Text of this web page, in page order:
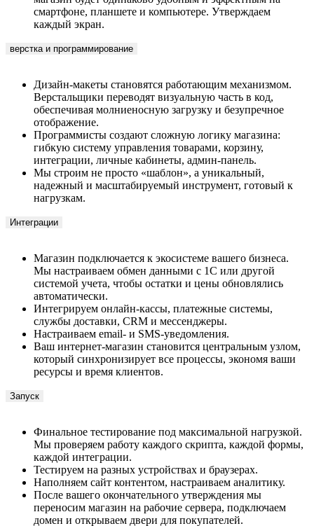
каждый экран.
верстка и программирование
Верстальщики переводят визуальную часть в код,
обеспечивая молниеносную загрузку и безупречное
отображение.
Программисты создают сложную логику магазина:
гибкую систему управления товарами, корзину,
интеграции, личные кабинеты, админ-панель.
Мы строим не просто «шаблон», а уникальный,
надежный и масштабируемый инструмент, готовый к
нагрузкам.
Интеграции
Мы настраиваем обмен данными с 1С или другой
системой учета, чтобы остатки и цены обновлялись
автоматически.
Интегрируем онлайн-кассы, платежные системы,
службы доставки, CRM и мессенджеры.
Настраиваем email- и SMS-уведомления.
Ваш интернет-магазин становится центральным узлом,
который синхронизирует все процессы, экономя ваши
ресурсы и время клиентов.
Запуск
Мы проверяем работу каждого скрипта, каждой формы,
каждой интеграции.
Тестируем на разных устройствах и браузерах.
Наполняем сайт контентом, настраиваем аналитику.
После вашего окончательного утверждения мы
переносим магазин на рабочие сервера, подключаем
домен и открываем двери для покупателей.
Передаем вам полный контроль и документацию,